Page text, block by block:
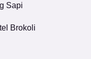
Sapi
Brokoli